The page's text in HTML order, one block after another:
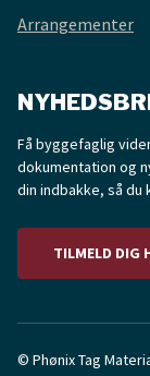
Arrangementer
Få byggefaglig
dokumentation og
din indbakke, så
TILMELD DIG
© Phønix Tag